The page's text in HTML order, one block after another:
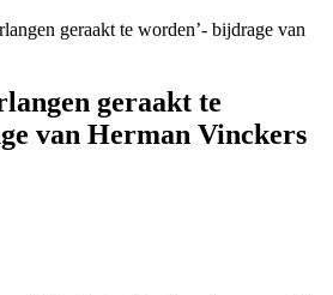
geraakt te worden’- bijdrage van
geraakt te
van Herman Vinckers